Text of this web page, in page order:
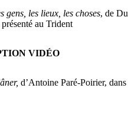
gens, les lieux, les choses, de
au Trident
VIDÉO
d’Antoine Paré-Poirier,